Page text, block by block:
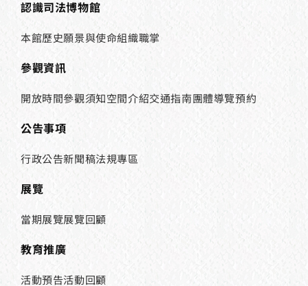
認識司法博物館
本館歷史願景與使命組織職掌
參觀資訊
開放時間參觀須知空間介紹交通指南團體導覽預約
公告事項
行政公告新聞稿法規專區
展覽
當期展覽展覽回顧
教育推廣
活動預告活動回顧